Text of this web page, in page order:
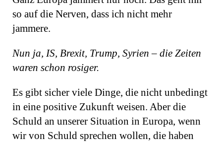
so auf die Nerven, dass ich nicht mehr
jammere.
Nun ja, IS, Brexit, Trump, Syrien – die Zeiten
waren schon rosiger.
Es gibt sicher viele Dinge, die nicht unbedingt
in eine positive Zukunft weisen. Aber die
Schuld an unserer Situation in Europa, wenn
wir von Schuld sprechen wollen, die haben